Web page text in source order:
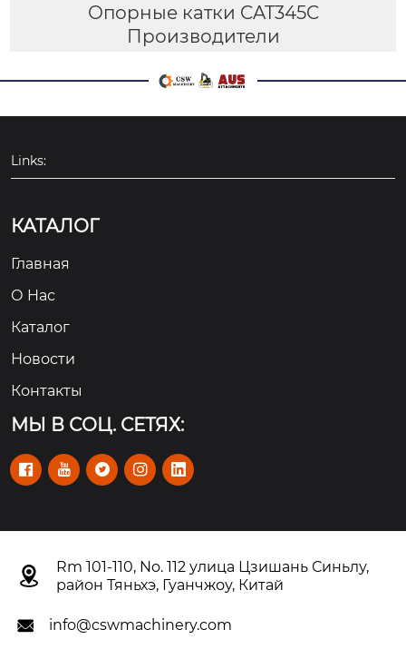
Опорные катки CAT345C
Производители
Links:
КАТАЛОГ
Главная
О Hас
Каталог
Новости
Контакты
МЫ В СОЦ. СЕТЯХ:
    

Rm 101-110, No. 112 улица Цзишань Синьлу,
район Тяньхэ, Гуанчжоу, Китай
 info@cswmachinery.com